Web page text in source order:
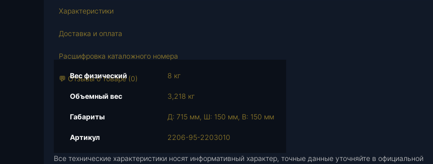
в
т
в
р
н
Характеристики
Доставка и оплата
Расшифровка каталожного номера
💬 Отзывы о товаре (0)
Вес физический 8 кг
Объемный вес 3,218 кг
Габариты Д: 715 мм, Ш: 150 мм, В: 150 мм
Артикул 2206-95-2203010
Все технические характеристики носят информативный характер, точные данные уточняйте в официальной